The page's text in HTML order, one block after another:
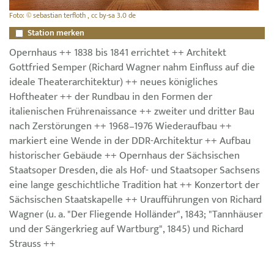
Foto: © sebastian terfloth , cc by-sa 3.0 de
Station merken
Opernhaus ++ 1838 bis 1841 errichtet ++ Architekt
Gottfried Semper (Richard Wagner nahm Einfluss auf die
ideale Theaterarchitektur) ++ neues königliches
Hoftheater ++ der Rundbau in den Formen der
italienischen Frührenaissance ++ zweiter und dritter Bau
nach Zerstörungen ++ 1968–1976 Wiederaufbau ++
markiert eine Wende in der DDR-Architektur ++ Aufbau
historischer Gebäude ++ Opernhaus der Sächsischen
Staatsoper Dresden, die als Hof- und Staatsoper Sachsens
eine lange geschichtliche Tradition hat ++ Konzertort der
Sächsischen Staatskapelle ++ Uraufführungen von Richard
Wagner (u. a. "Der Fliegende Holländer", 1843; "Tannhäuser
und der Sängerkrieg auf Wartburg", 1845) und Richard
Strauss ++